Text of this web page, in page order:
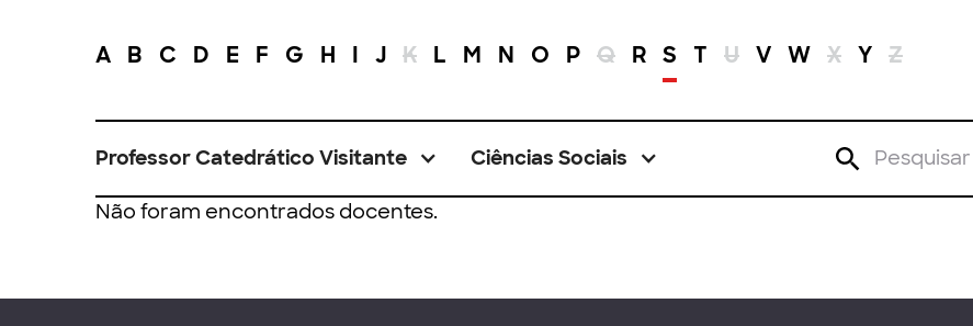
A B C D E F G H I J K L M N O P Q R S T U V W X Y Z
Professor Catedrático Visitante Ciências Sociais
Não foram encontrados docentes.